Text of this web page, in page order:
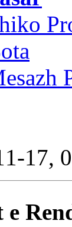
17,
e